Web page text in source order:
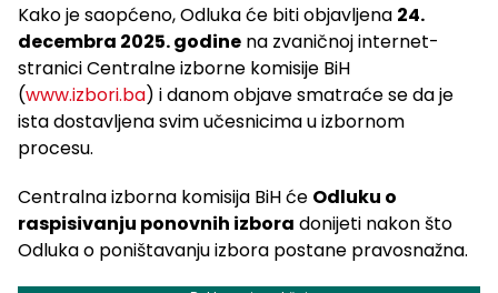
Kako je saopćeno, Odluka će biti objavljena 24.
decembra 2025. godine na zvaničnoj internet-
stranici Centralne izborne komisije BiH
(www.izbori.ba) i danom objave smatraće se da je
ista dostavljena svim učesnicima u izbornom
procesu.
Centralna izborna komisija BiH će Odluku o
raspisivanju ponovnih izbora donijeti nakon što
Odluka o poništavanju izbora postane pravosnažna.